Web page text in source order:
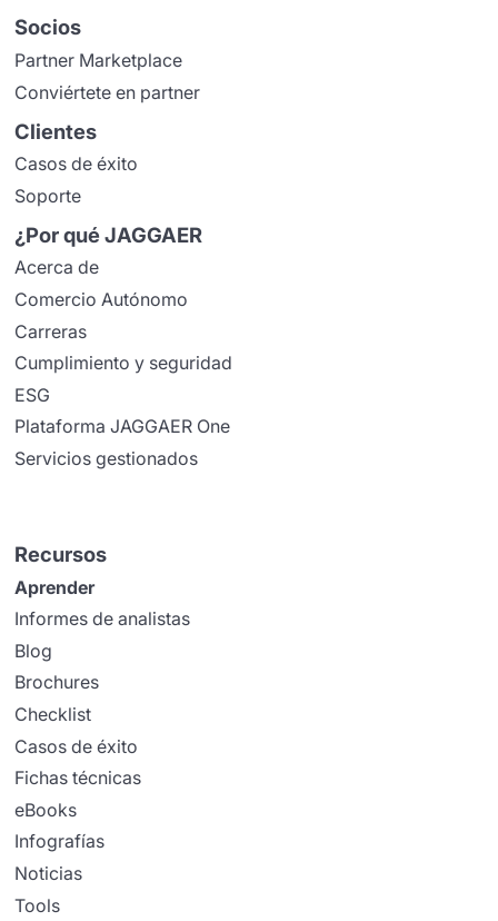
Socios
Partner Marketplace
Conviértete en partner
Clientes
Casos de éxito
Soporte
¿Por qué JAGGAER
Acerca de
Comercio Autónomo
Carreras
Cumplimiento y seguridad
ESG
Plataforma JAGGAER One
Servicios gestionados
Recursos
Aprender
Informes de analistas
Blog
Brochures
Checklist
Casos de éxito
Fichas técnicas
eBooks
Infografías
Noticias
Tools